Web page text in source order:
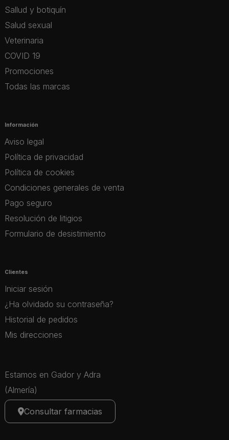
Sallud y botiquín
Salud sexual
Veterinaria
COVID 19
Promociones
Todas las marcas
Información
Aviso legal
Política de privacidad
Política de cookies
Condiciones generales de venta
Pago seguro
Resolución de litigios
Formulario de desistimiento
Clientes
Iniciar sesión
¿Ha olvidado su contraseña?
Historial de pedidos
Mis direcciones
Estamos en Gador y Adra
(Almería)
Consultar farmacias